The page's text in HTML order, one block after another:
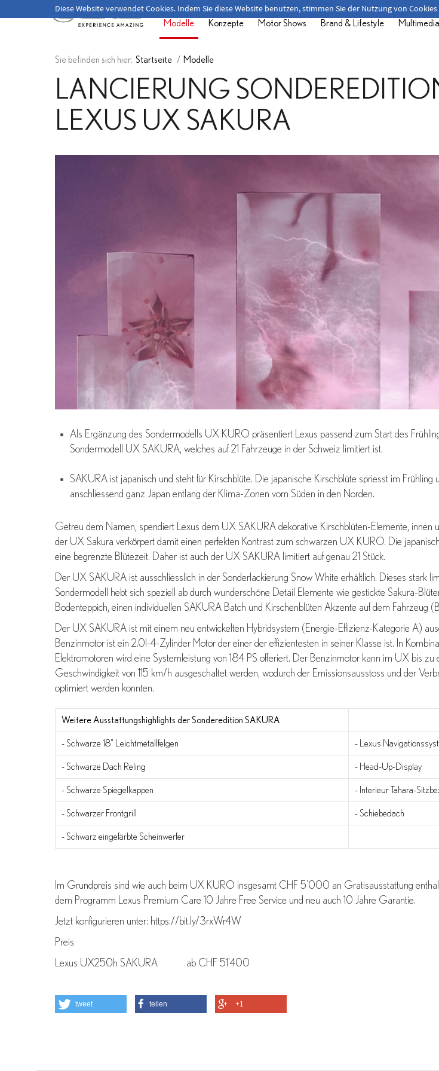
Diese Website verwendet Cookies. Indem Sie diese Website benutzen, stimmen Sie der Nutzung von
Herzlich willkommen!
Modelle Konzepte Motor Shows Brand & Lifestyle Multimedia
Sie befinden sich hier: Startseite / Modelle
LANCIERUNG
LEXUS UX SAKURA
Als Ergänzung des Sondermodells UX KURO präsentiert Lexus passend zum Start des
Sondermodell UX SAKURA, welches auf 21 Fahrzeuge in der Schweiz limitiert ist.
SAKURA ist japanisch und steht für Kirschblüte. Die japanische Kirschblüte spriesst im Frühling
anschliessend ganz Japan entlang der Klima-Zonen vom Süden in den Norden.
Getreu dem Namen, spendiert Lexus dem UX SAKURA dekorative Kirschblüten-Elemente, innen
der UX Sakura verkörpert damit einen perfekten Kontrast zum schwarzen UX KURO. Die
eine begrenzte Blütezeit. Daher ist auch der UX SAKURA limitiert auf genau 21 Stück.
Der UX SAKURA ist ausschliesslich in der Sonderlackierung Snow White erhältlich. Dieses stark
Sondermodell hebt sich speziell ab durch wunderschöne Detail Elemente wie gestickte Sakura-
Bodenteppich, einen individuellen SAKURA Batch und Kirschenblüten Akzente auf dem Fahrzeug
Der UX SAKURA ist mit einem neu entwickelten Hybridsystem (Energie-Effizienz-Kategorie A)
Benzinmotor ist ein 2.0l-4-Zylinder Motor der einer der effizientesten in seiner Klasse ist. In
Elektromotoren wird eine Systemleistung von 184 PS offeriert. Der Benzinmotor kann im UX bis zu
Geschwindigkeit von 115 km/h ausgeschaltet werden, wodurch der Emissionsausstoss und der
optimiert werden konnten.
Weitere Ausstattungshighlights der Sonderedition SAKURA
- Schwarze 18" Leichtmetallfelgen - Lexus
- Schwarze Dach Reling - Head-Up-Display
- Schwarze Spiegelkappen - Interieur Tahara-
- Schwarzer Frontgrill - Schiebedach
- Schwarz eingefärbte Scheinwerfer
Im Grundpreis sind wie auch beim UX KURO insgesamt CHF 5'000 an Gratisausstattung
dem Programm Lexus Premium Care 10 Jahre Free Service und neu auch 10 Jahre Garantie.
Jetzt konfigurieren unter: https://bit.ly/3rxWr4W
Preis
Lexus UX250h SAKURA ab CHF 51'400
tweet teilen +1